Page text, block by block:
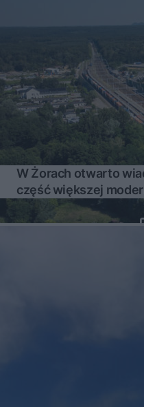
W Żorach otwarto
część większej